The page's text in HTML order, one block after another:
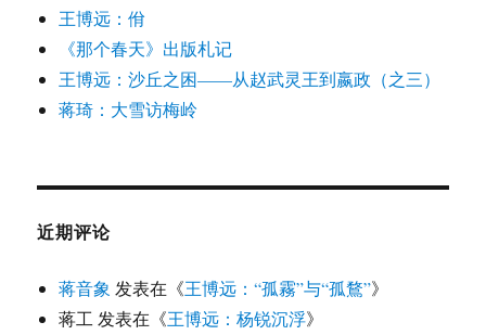
王博远：佾
《那个春天》出版札记
王博远：沙丘之困——从赵武灵王到嬴政（之三）
蒋琦：大雪访梅岭
近期评论
蒋音象 发表在《王博远：“孤霧”与“孤鶩”》
蒋工 发表在《王博远：杨锐沉浮》